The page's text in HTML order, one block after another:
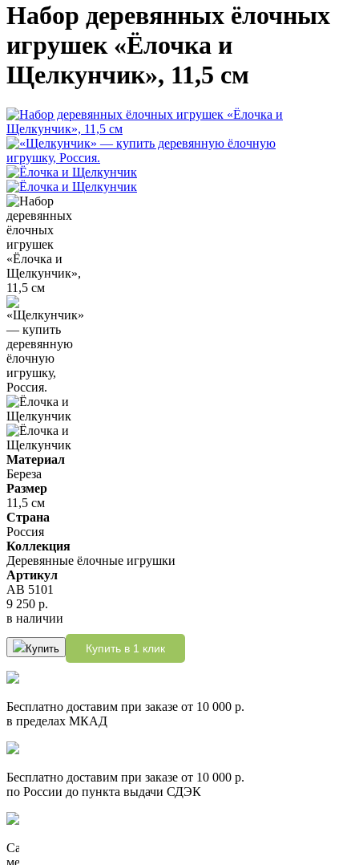
Набор деревянных ёлочных
игрушек «Ёлочка и
Щелкунчик», 11,5 см
Материал
Береза
Размер
11,5 см
Страна
Россия
Коллекция
Деревянные ёлочные игрушки
Артикул
АВ 5101
9 250 р.
в наличии
Купить Купить в 1 клик
Бесплатно доставим при заказе от 10 000 р.
в пределах МКАД
Бесплатно доставим при заказе от 10 000 р.
по России до пункта выдачи СДЭК
Самовывоз: Москва, Гончарная набережная, дом 3, стр. 5
метро Таганская